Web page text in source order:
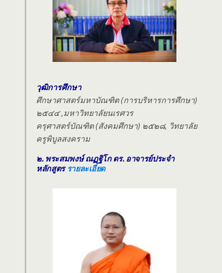
วุฒิการศึกษา
ศึกษาศาสตร์มหาบัณฑิต (การบริหารการศึกษา)
๒๕๔๔ ,มหาวิทยาลัยนเรศวร
ครุศาสตร์บัณฑิต (สังคมศึกษา) ๒๕๒๘, วิทยาลัย
ครูพิบูลสงคราม
๒. พระสมพงษ์ ณฏฺฐิโก ดร. อาจารย์ประจำ
หลักสูตรรายละเอียด